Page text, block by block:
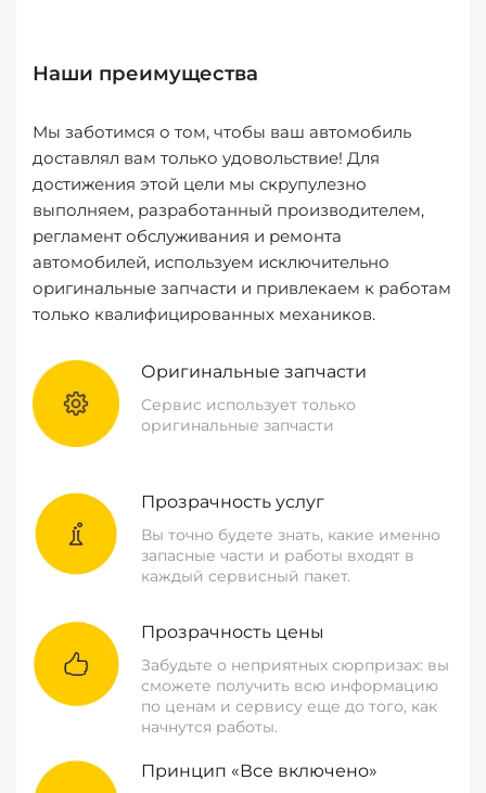
Наши преимущества
Мы заботимся о том, чтобы ваш автомобиль
доставлял вам только удовольствие! Для
достижения этой цели мы скрупулезно
выполняем, разработанный производителем,
регламент обслуживания и ремонта
автомобилей, используем исключительно
оригинальные запчасти и привлекаем к работам
только квалифицированных механиков.
Оригинальные запчасти
Сервис использует только
оригинальные запчасти
Прозрачность услуг
Вы точно будете знать, какие именно
запасные части и работы входят в
каждый сервисный пакет.
Прозрачность цены
Забудьте о неприятных сюрпризах: вы
сможете получить всю информацию
по ценам и сервису еще до того, как
начнутся работы.
Принцип «Все включено»